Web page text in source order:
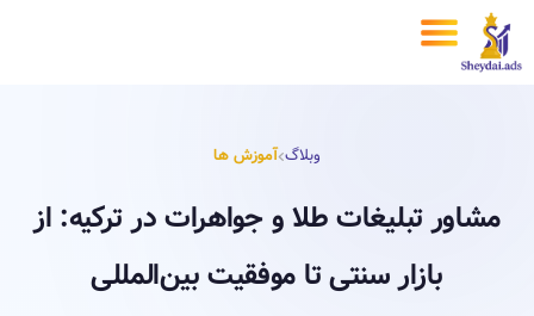
وبلاگ آموزش ها
مشاور تبلیغات طلا و جواهرات در ترکیه: از
بازار سنتی تا موفقیت بین‌المللی